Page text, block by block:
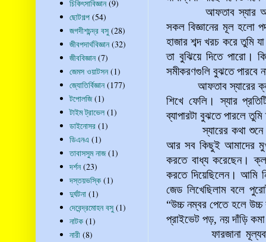
আফতাব স্যার অর্কের
সকল বিজ্ঞানের মূল হলো
হাজার শব্দ খরচ করে তুমি
তা বুঝিয়ে দিতে পারো।
সমীকরণগুলি বুঝতে পারবে
আফতাব স্যারের
শিখে ফেলি। স্যার
ব্যাপারটা বুঝতে পারলে
স্যারের কথা শুনে
আর সব কিছুই আমাদের
করতে বাধ্য করেছেন।
করতে দিয়েছিলেন। আমি
জেড লিখেছিলাম বলে
“উচ্চ নম্বর পেতে হলে
প্রাইভেট পড়, নয় দাঁড়ি
ফারজানা
চিকিৎসাবিজ্ঞান (9)
ছোটগল্প (54)
জগদীশচন্দ্র বসু (28)
জীবপদার্থবিজ্ঞান (32)
জীববিজ্ঞান (7)
জেমস ওয়াটসন (1)
জ্যোতির্বিজ্ঞান (177)
টপোলজি (1)
টাইম ট্রাভেল (1)
ডাইনোসর (1)
ডিএনএ (1)
তাবাসসুম নাজ (1)
দর্শন (23)
দস্তয়ভস্কি (1)
দুর্ঘটনা (1)
দেবেন্দ্রমোহন বসু (1)
নাটক (1)
নারী (8)